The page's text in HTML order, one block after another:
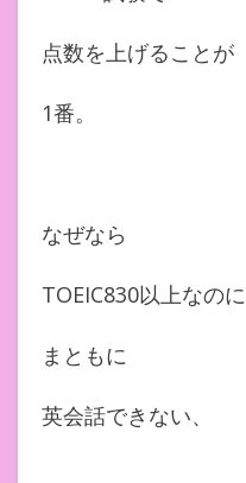
点数を上げることが
1番。
なぜなら
TOEIC830以上なのに
まともに
英会話できない、